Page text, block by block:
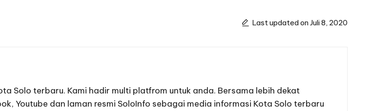
Last updated on Juli 8, 2020
Solo terbaru. Kami hadir multi platfrom untuk anda. Bersama lebih dekat
Youtube dan laman resmi SoloInfo sebagai media informasi Kota Solo terbaru